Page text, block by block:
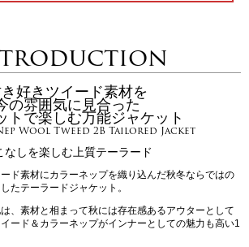
好きツイード素材を
の雰囲気に見合った
トで楽しむ万能ジャケット
Wool Tweed 2B Tailored Jacket
なしを楽しむ上質テーラード
ド素材にカラーネップを織り込んだ秋冬ならではの
たテーラードジャケット。
、素材と相まって秋には存在感あるアウターとして
ード＆カラーネップがインナーとしての魅力も高い1